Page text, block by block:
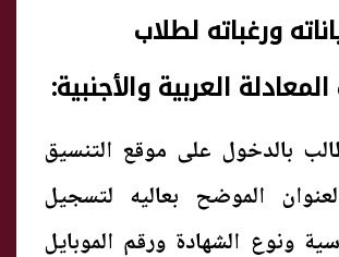
ورغباته لطلاب
العربية والأجنبية:
بالدخول على موقع التنسيق
الموضح بعاليه لتسجيل
ونوع الشهادة ورقم الموبايل